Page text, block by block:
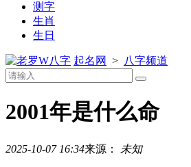
测字
生肖
生日
八字 起名网 > 八字频道
2001年是什么命
2025-10-07 16:34来源： 未知